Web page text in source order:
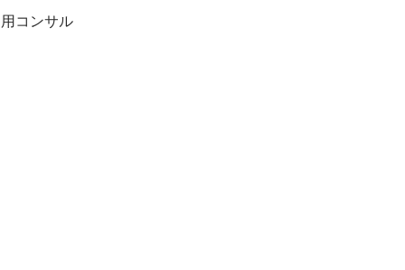
コンサル